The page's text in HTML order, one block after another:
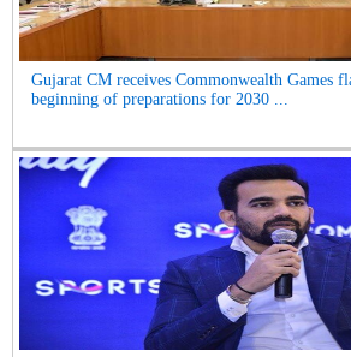
Gujarat CM receives Commonwealth Games
beginning of preparations for 2030 ...